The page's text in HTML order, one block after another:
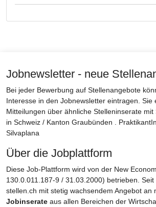
Jobnewsletter - neue
Bei jeder Bewerbung auf Stellenangebote
Interesse in den Jobnewsletter eintragen. Sie
Mitteilungen über ähnliche Stelleninserate mit
in Schweiz / Kanton Graubünden .
Silvaplana
Über die Jobplattform
Diese Job-Plattform wird von der New
130.0.011.187-9 / 31.03.2000) betrieben.
stellen.ch mit stetig wachsendem Angebot an
Jobinserate aus allen Bereichen der